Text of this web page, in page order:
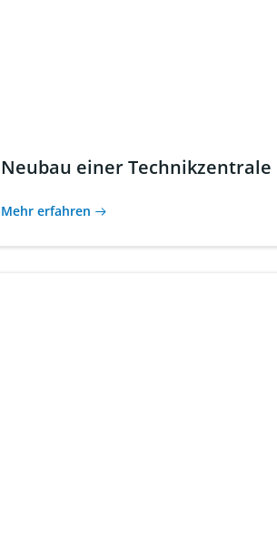
Neubau einer Technikzentrale
Mehr erfahren